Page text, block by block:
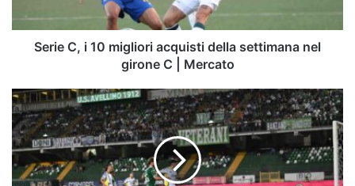
nel
girone
Mercato
Serie C, i 10 migliori acquisti della settimana nel
girone C | Mercato
Avellino,
ecco
quando
arriva
Panico.
Per